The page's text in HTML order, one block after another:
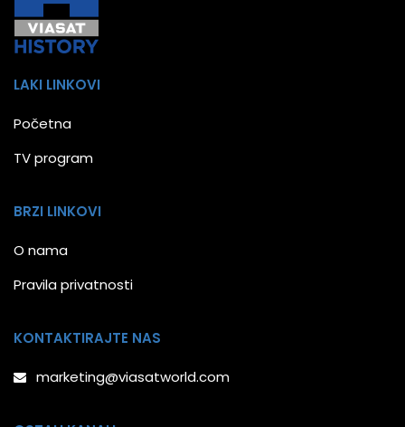
LAKI LINKOVI
Početna
TV program
BRZI LINKOVI
O nama
Pravila privatnosti
KONTAKTIRAJTE NAS
marketing@viasatworld.com